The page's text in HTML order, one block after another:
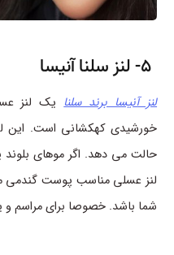
5- لنز سلنا آنیسا
لنز آنیسا برند سلنایک لنز
خورشیدی کهکشانی است. این
حالت می دهد. اگر موهای بلوند
لنز عسلی مناسب پوست گندمی
شما باشد. خصوصا برای مراسم